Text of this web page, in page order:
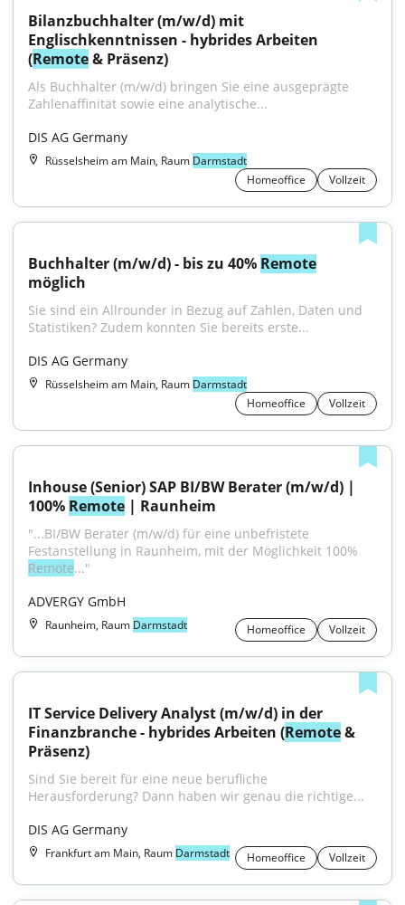
Bilanzbuchhalter (m/w/d) mit
Englischkenntnissen - hybrides Arbeiten
(Remote & Präsenz)
Als Buchhalter (m/w/d) bringen Sie eine ausgeprägte
Zahlenaffinität sowie eine analytische...
DIS AG Germany
Rüsselsheim am Main, Raum Darmstadt
Homeoffice
Vollzeit
Buchhalter (m/w/d) - bis zu 40% Remote
möglich
Sie sind ein Allrounder in Bezug auf Zahlen, Daten und
Statistiken? Zudem konnten Sie bereits erste...
DIS AG Germany
Rüsselsheim am Main, Raum Darmstadt
Homeoffice
Vollzeit
Inhouse (Senior) SAP BI/BW Berater (m/w/d) |
100% Remote | Raunheim
"...BI/BW Berater (m/w/d) für eine unbefristete
Remote..."
ADVERGY GmbH
Raunheim, Raum Darmstadt Homeoffice Vollzeit
IT Service Delivery Analyst (m/w/d) in der
Finanzbranche - hybrides Arbeiten (Remote &
Präsenz)
Sind Sie bereit für eine neue berufliche
Herausforderung? Dann haben wir genau die richtige...
DIS AG Germany
Frankfurt am Main, Raum Darmstadt Homeoffice Vollzeit